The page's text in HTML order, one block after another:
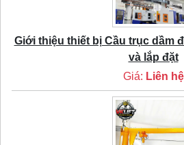
Giới thiệu thiết bị Cầu trục dầm
và lắp đặt
Giá: Liên hệ